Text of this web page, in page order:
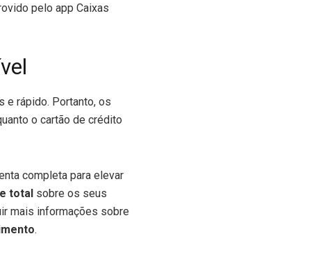
pelo app Caixas
e rápido. Portanto, os
o cartão de crédito
completa para elevar
total sobre os seus
mais informações sobre
.